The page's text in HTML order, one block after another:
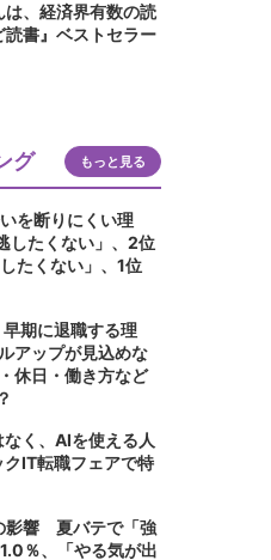
、経済界有数の読
書』ベストセラー
グ もっと見る
を断りにくい理
たくない」、2位
たくない」、1位
期に退職する理
アップが見込めな
休日・働き方など
く、AIを使える人
IT転職フェアで特
影響 夏バテで「強
％、「やる気が出